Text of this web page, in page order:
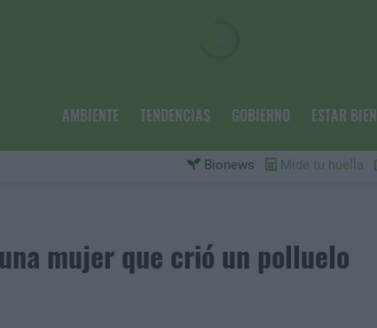
AMBIENTE TENDENCIAS GOBIERNO ESTAR BIEN
Bionews Mide tu huella
mujer que crió un polluelo